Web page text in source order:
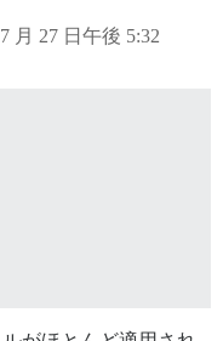
月 27 日午後 5:32